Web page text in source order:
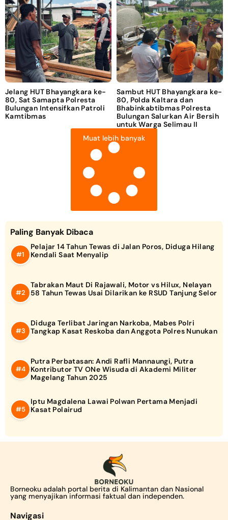
Jelang HUT Bhayangkara ke-
80, Sat Samapta Polresta
Bulungan Intensifkan Patroli
Kamtibmas
Sambut HUT Bhayangkara ke-
80, Polda Kaltara dan
Bhabinkabtibmas Polresta
Bulungan Salurkan Air Bersih
untuk Warga Selimau II
Muat lebih banyak
Paling Banyak Dibaca
Pelajar 14 Tahun Tewas di Jalan Poros, Diduga Hilang
Kendali Saat Menyalip
Tabrakan Maut Di Rajawali, Motor vs Hilux, Nelayan
58 Tahun Tewas Usai Dilarikan ke RSUD Tanjung Selor
Diduga Terlibat Jaringan Narkoba, Mabes Polri
Tangkap Kasat Reskoba dan Anggota Polres Nunukan
Putra Perbatasan: Andi Rafli Mannaungi, Putra
Kontributor TV ONe Wisuda di Akademi Militer
Magelang Tahun 2025
Iptu Magdalena Lawai Polwan Pertama Menjadi
Kasat Polairud
Borneoku adalah portal berita di Kalimantan dan Nasional
yang menyajikan informasi faktual dan independen.
Navigasi